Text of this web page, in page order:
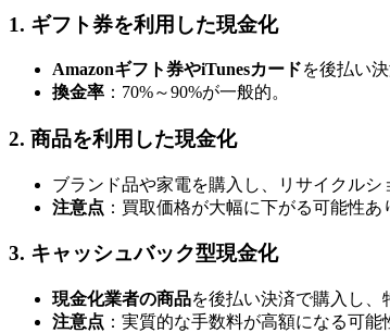
1. ギフト券を利用した現金化
Amazonギフト券やiTunesカードを後払い
換金率 ：70%～90%が一般的。
2. 商品を利用した現金化
ブランド品や家電を購入し、リサイクルシ
注意点 ：買取価格が大幅に下がる可能性あ
3. キャッシュバック型現金化
現金化業者の商品を後払い決済で購入し、
注意点 ：実質的な手数料が高額になる可能